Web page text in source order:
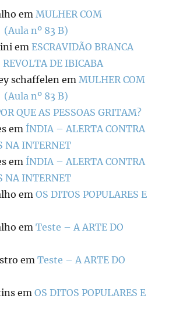
em MULHER COM
(Aula nº 83 B)
emESCRAVIDÃO BRANCA
DE IBICABA
schaffelen em MULHER COM
(Aula nº 83 B)
QUE AS PESSOAS GRITAM?
em ÍNDIA – ALERTA CONTRA
NA INTERNET
em ÍNDIA – ALERTA CONTRA
NA INTERNET
emOS DITOS POPULARES E
emTeste – A ARTE DO
emTeste – A ARTE DO
emOS DITOS POPULARES E